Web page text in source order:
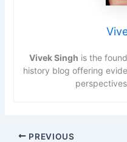
Vivek Singh is the
history blog offering
PREVIOUS